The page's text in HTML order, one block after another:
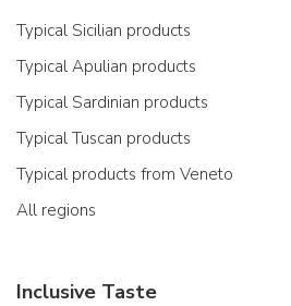
Typical Sicilian products
Typical Apulian products
Typical Sardinian products
Typical Tuscan products
Typical products from Veneto
All regions
Inclusive Taste